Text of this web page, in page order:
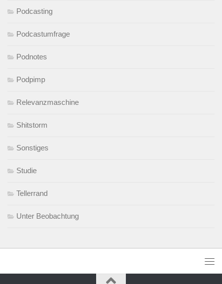
Podcasting
Podcastumfrage
Podnotes
Podpimp
Relevanzmaschine
Shitstorm
Sonstiges
Studie
Tellerrand
Unter Beobachtung